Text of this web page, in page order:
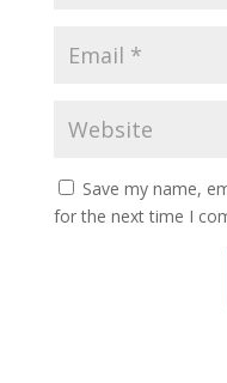
Save my name,
for the next time I